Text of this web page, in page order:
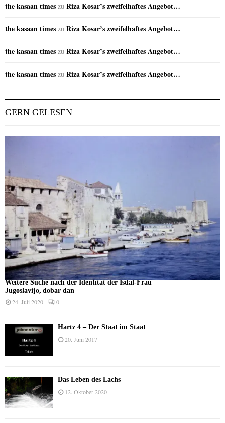
the kasaan times zu Riza Kosar’s zweifelhaftes Angebot…
the kasaan times zu Riza Kosar’s zweifelhaftes Angebot…
the kasaan times zu Riza Kosar’s zweifelhaftes Angebot…
the kasaan times zu Riza Kosar’s zweifelhaftes Angebot…
GERN GELESEN
Weitere Suche nach der Identität der Isdal-Frau –
Jugoslavijo, dobar dan
24. Juli 2020 0
Hartz 4 – Der Staat im Staat
20. Juni 2017
Das Leben des Lachs
12. Oktober 2020